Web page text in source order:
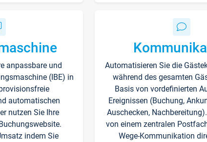
anpassbare und
(IBE) in
automatischen
nutzen Sie Ihre
indem Sie
Automatisieren Sie die
während des gesamten
Basis von vordefinierten
Ereignissen (Buchung,
Auschecken,
von einem zentralen
Wege-Kommunikation